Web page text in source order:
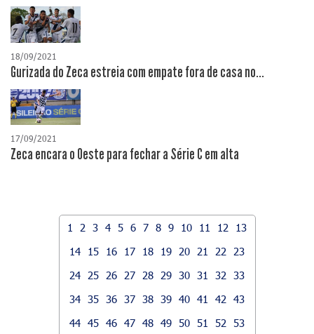
18/09/2021
Gurizada do Zeca estreia com empate fora de casa no...
17/09/2021
Zeca encara o Oeste para fechar a Série C em alta
1 2 3 4 5 6 7 8 9 10 11 12
13
14
15 16 17 18 19 20 21 22
23
24
25 26 27 28 29 30 31 32
33
34 35 36 37 38 39 40 41 42
43
44 45 46 47 48 49 50 51 52
53